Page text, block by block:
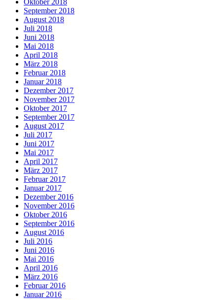
September 2018
August 2018
Juli 2018
Juni 2018
Mai 2018
April 2018
März 2018
Februar 2018
Januar 2018
Dezember 2017
November 2017
Oktober 2017
September 2017
August 2017
Juli 2017
Juni 2017
Mai 2017
April 2017
März 2017
Februar 2017
Januar 2017
Dezember 2016
November 2016
Oktober 2016
September 2016
August 2016
Juli 2016
Juni 2016
Mai 2016
April 2016
März 2016
Februar 2016
Januar 2016